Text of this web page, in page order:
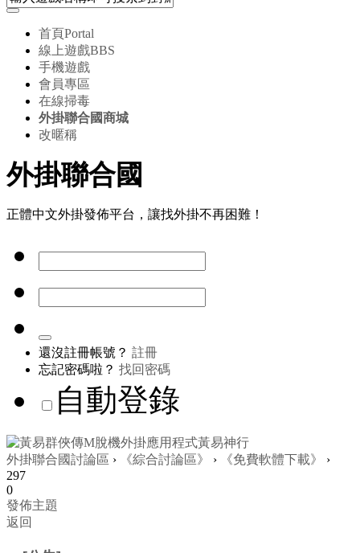
首頁Portal
線上遊戲BBS
手機遊戲
會員專區
在線掃毒
外掛聯合國商城
改暱稱
外掛聯合國
正體中文外掛發佈平台，讓找外掛不再困難！
還沒註冊帳號？ 註冊
忘記密碼啦？ 找回密碼
自動登錄
外掛聯合國討論區 › 《綜合討論區》 › 《免費軟體下載》
›
297
0
發佈主題
返回